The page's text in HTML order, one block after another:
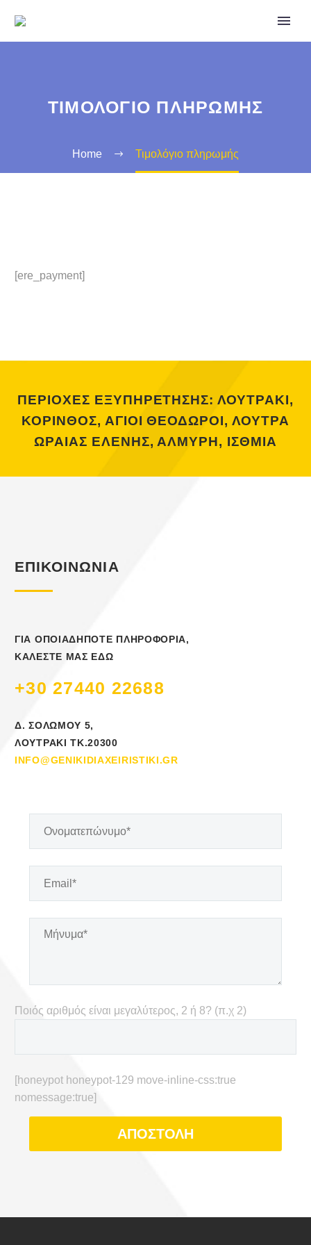
ΤΙΜΟΛΌΓΙΟ ΠΛΗΡΩΜΉΣ
Home Τιμολόγιο πληρωμής
[ere_payment]
ΠΕΡΙΟΧΕΣ ΕΞΥΠΗΡΕΤΗΣΗΣ: ΛΟΥΤΡΑΚΙ,
ΚΟΡΙΝΘΟΣ, ΑΓΙΟΙ ΘΕΟΔΩΡΟΙ, ΛΟΥΤΡΑ
ΩΡΑΙΑΣ ΕΛΕΝΗΣ, ΑΛΜΥΡΗ, ΙΣΘΜΙΑ
ΕΠΙΚΟΙΝΩΝΙΑ
ΓΙΑ ΟΠΟΙΑΔΗΠΟΤΕ ΠΛΗΡΟΦΟΡΙΑ,
ΚΑΛΕΣΤΕ ΜΑΣ ΕΔΩ
+30 27440 22688
Δ. ΣΟΛΩΜΟΥ 5,
ΛΟΥΤΡΑΚΙ ΤΚ.20300
INFO@GENIKIDIAXEIRISTIKI.GR
Ποιός αριθμός είναι μεγαλύτερος, 2 ή 8? (π.χ 2)
[honeypot honeypot-129 move-inline-css:true
nomessage:true]